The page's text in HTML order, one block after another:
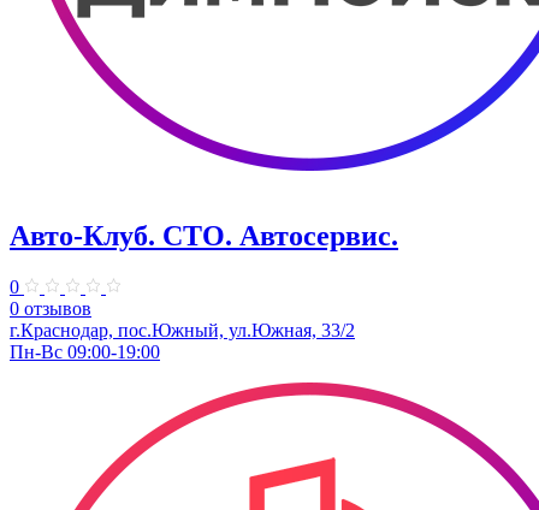
Авто-Клуб. СТО. Автосервис.
0
0 отзывов
г.Краснодар, пос.Южный, ул.Южная, 33/2
Пн-Вс 09:00-19:00